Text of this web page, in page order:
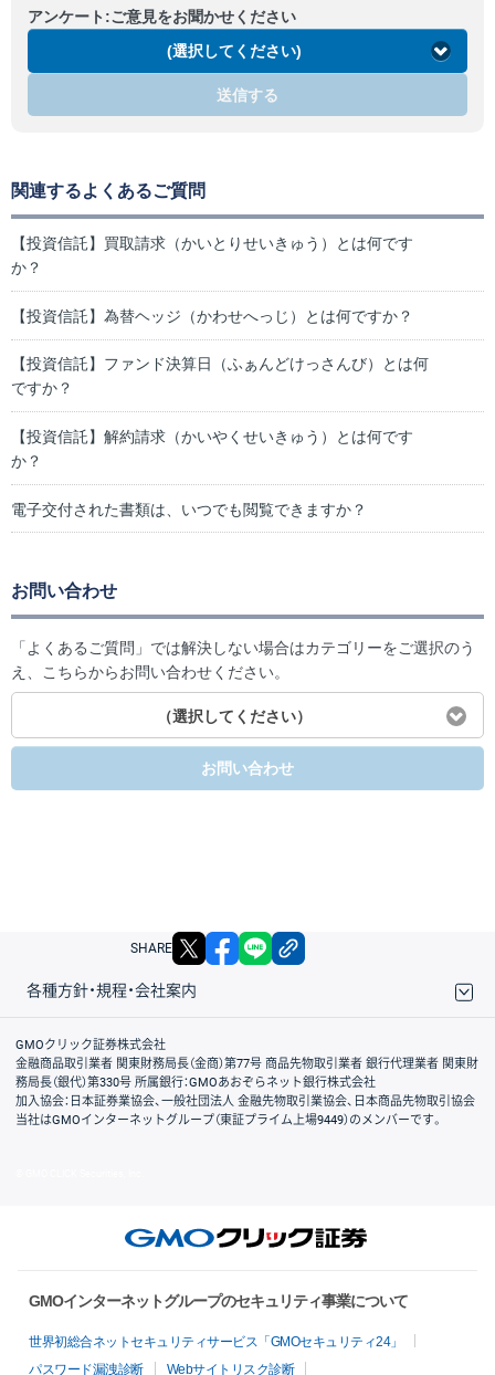
アンケート:ご意見をお聞かせください
(選択してください)
送信する
関連するよくあるご質問
【投資信託】買取請求（かいとりせいきゅう）とは何です
か？
【投資信託】為替ヘッジ（かわせへっじ）とは何ですか？
【投資信託】ファンド決算日（ふぁんどけっさんび）とは何
ですか？
【投資信託】解約請求（かいやくせいきゅう）とは何です
か？
電子交付された書類は、いつでも閲覧できますか？
お問い合わせ
「よくあるご質問」では解決しない場合はカテゴリーをご選択のう
え、こちらからお問い合わせください。
（選択してください）
お問い合わせ
SHARE X facebook
各種方針・規程・会社案内
取引規程・約款
サイトマップ
その他のご案内
個人情報保護方針
最良執行方針
サイトのご利用について
ディスクレイマー
信託保全
リスク説明
会社案内
GMOクリック証券株式会社
金融商品取引業者 関東財務局長（金商）第77号 商品先物取引業者 銀行代理業者 関東財
務局長（銀代）第330号 所属銀行：GMOあおぞらネット銀行株式会社
加入協会：日本証券業協会、一般社団法人 金融先物取引業協会、日本商品先物取引協会
当社はGMOインターネットグループ（東証プライム上場9449）のメンバーです。
GMOインターネットグループのセキュリティ事業について
世界初総合ネットセキュリティサービス「GMOセキュリティ24」
パスワード漏洩診断
Webサイトリスク診断